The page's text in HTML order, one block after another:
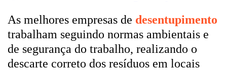
As melhores empresas de desentupimento
trabalham seguindo normas ambientais e
de segurança do trabalho, realizando o
descarte correto dos resíduos em locais